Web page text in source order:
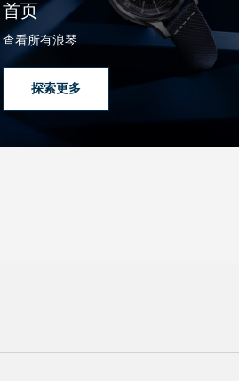
首页
查看所有浪琴
探索更多